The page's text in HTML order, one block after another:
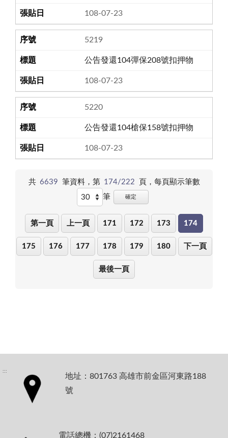
108-07-23
5219
公告發還104彈保208號扣押物
108-07-23
5220
公告發還104槍保158號扣押物
108-07-23
共 6639 筆資料，第 174/222 頁， 每頁顯示筆數
筆
確定
第一頁 上一頁 171 172 173 174
175 176 177 178 179 180 下一頁
最後一頁
:::
地址：801763 高雄市前金區河東路188
號
電話總機：(07)2161468